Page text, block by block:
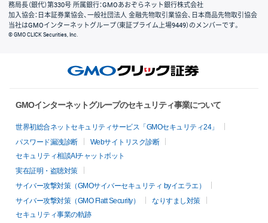
務局長（銀代）第330号 所属銀行：GMOあおぞらネット銀行株式会社
加入協会：日本証券業協会、一般社団法人 金融先物取引業協会、日本商品先物取引協会
当社はGMOインターネットグループ（東証プライム上場9449）のメンバーです。
© GMO CLICK Securities, Inc.
GMOインターネットグループのセキュリティ事業について
世界初総合ネットセキュリティサービス「GMOセキュリティ24」
パスワード漏洩診断
Webサイトリスク診断
セキュリティ相談AIチャットボット
実在証明・盗聴対策
サイバー攻撃対策（GMOサイバーセキュリティ byイエラエ）
サイバー攻撃対策（GMO Flatt Security）
なりすまし対策
セキュリティ事業の軌跡